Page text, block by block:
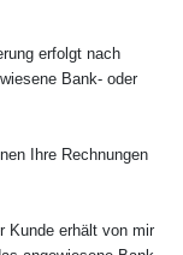
erfolgt nach
Bank- oder
Ihre Rechnungen
Kunde erhält von mir